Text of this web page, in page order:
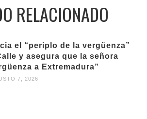
RELACIONADO
el “periplo de la vergüenza”
y asegura que la señora
a Extremadura”
7, 2026